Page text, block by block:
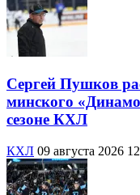
Сергей Пушков
минского
сезоне КХЛ
КХЛ 09 августа 2026